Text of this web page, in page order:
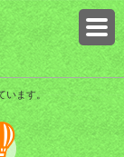
います。